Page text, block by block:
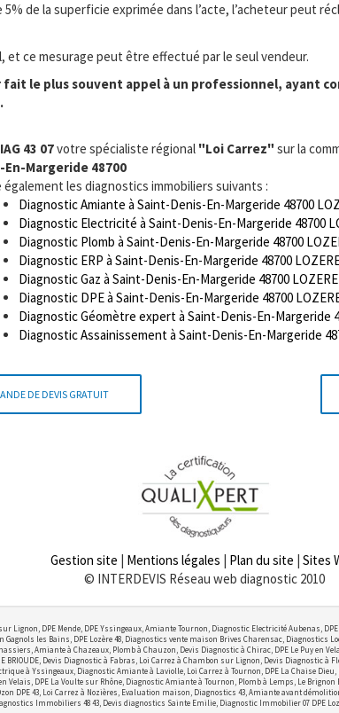
de la superficie exprimée dans l’acte, l’acheteur peut
et ce mesurage peut être effectué par le seul vendeur.
le plus souvent appel à un professionnel, ayant
43 07votre spécialiste régional "Loi Carrez" sur la
En-Margeride 48700
également les diagnostics immobiliers suivants :
Diagnostic Amiante à Saint-Denis-En-Margeride 48700
Diagnostic Electricité à Saint-Denis-En-Margeride 48700
Diagnostic Plomb à Saint-Denis-En-Margeride 48700
Diagnostic ERP à Saint-Denis-En-Margeride 48700
Diagnostic Gaz à Saint-Denis-En-Margeride 48700
Diagnostic DPE à Saint-Denis-En-Margeride 48700
Diagnostic Géomètre expert à Saint-Denis-En-Margeride
Diagnostic Assainissement à Saint-Denis-En-Margeride
DE DEVIS GRATUIT
Gestion site | Mentions légales | Plan du site | Sites
© INTERDEVIS Réseau web diagnostic 2010
Lignon, DPE Mende, DPE Yssingeaux, Amiante Tournon, Diagnostic Electricité Aubenas,
les Bains, DPE Lozère 48, Diagnostics vente maison Brives Charensac, Diagnostics
Amiante à Chazeaux, Plomb à Chauzon, Devis Diagnostic à Chirac, DPE Le Puy en
BRIOUDE, Devis Diagnostic à Fabras, Loi Carrez à Chambon sur Lignon, Devis
à Yssingeaux, Diagnostic Amiante à Laviolle, Loi Carrez à Tournon, DPE La Chaise
en Velais, DPE La Voulte sur Rhône, Diagnostic Amiante à Tournon, Plomb à Lemps, Le
DPE 43, Loi Carrez à Nozières, Evaluation maison, Diagnostics 43, Amiante avant
Immobiliers 48 43, Devis diagnostics Sainte Emilie, Diagnostic Immobilier 07 DPE